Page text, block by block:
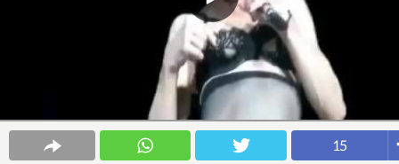
15